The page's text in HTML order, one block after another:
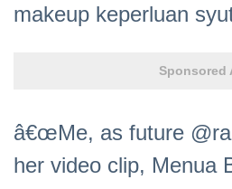
makeup keperluan
Sponsored
â€œMe, as future
her video clip, Menua